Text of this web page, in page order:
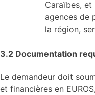
Caraïbes,
agences de
la région,
3.2 Documentation
Le demandeur doit
et financières en